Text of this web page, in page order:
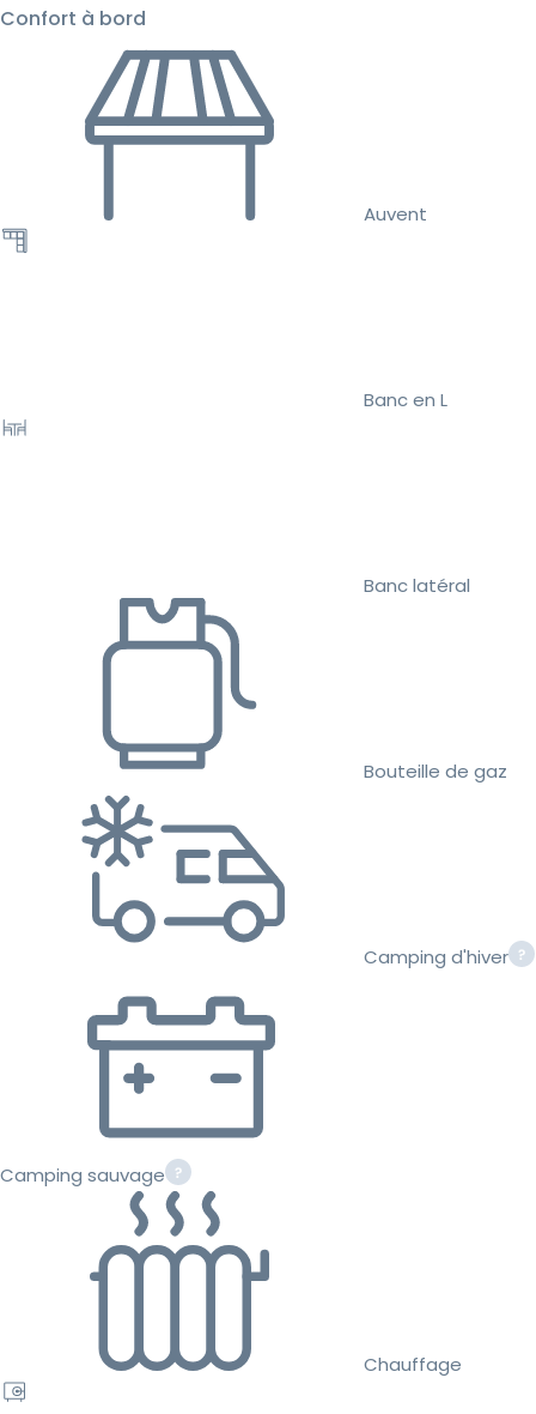
Confort à bord
Auvent
Banc en L
Banc latéral
Bouteille de gaz
Camping d'hiver
Camping sauvage
Chauffage